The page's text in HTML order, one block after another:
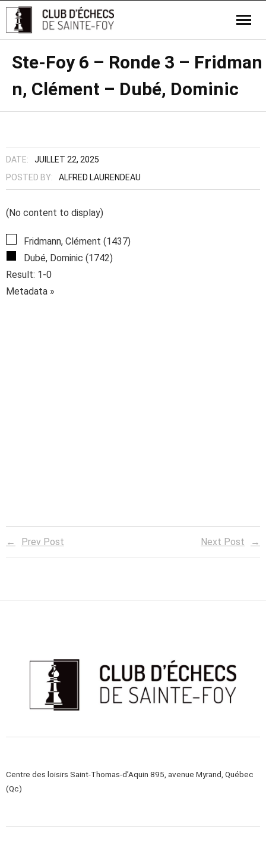
Ste-Foy 6 – Ronde 3 – Fridman
n, Clément – Dubé, Dominic
DATE:
JUILLET 22, 2025
POSTED BY:
ALFRED LAURENDEAU
(No content to display)
Fridmann, Clément (1437)
Dubé, Dominic (1742)
Result: 1-0
Metadata »
Prev Post Next Post
Centre des loisirs Saint-Thomas-d’Aquin 895, avenue Myrand, Québec
(Qc)